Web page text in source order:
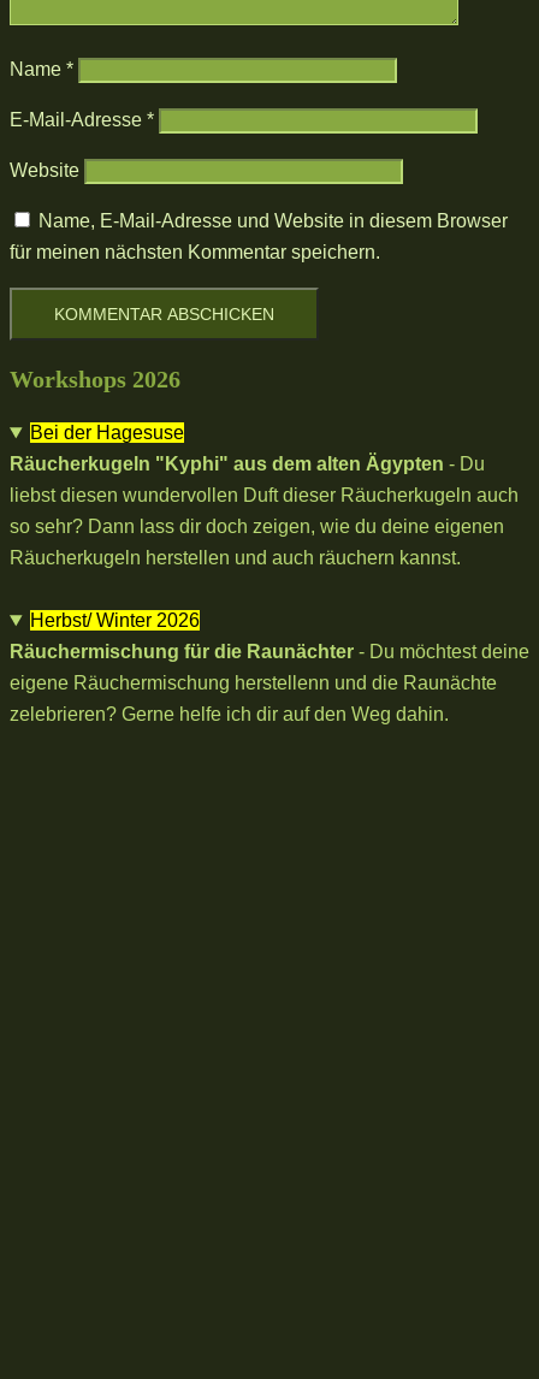
Name *
E-Mail-Adresse *
Website
Name, E-Mail-Adresse und Website in diesem Browser
für meinen nächsten Kommentar speichern.
Workshops 2026
Bei der Hagesuse
Räucherkugeln "Kyphi" aus dem alten Ägypten - Du
liebst diesen wundervollen Duft dieser Räucherkugeln auch
so sehr? Dann lass dir doch zeigen, wie du deine eigenen
Räucherkugeln herstellen und auch räuchern kannst.
Herbst/ Winter 2026
Räuchermischung für die Raunächter - Du möchtest deine
eigene Räuchermischung herstellenn und die Raunächte
zelebrieren? Gerne helfe ich dir auf den Weg dahin.